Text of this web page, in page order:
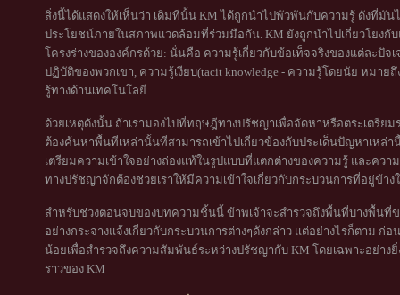
สิ่งนี้ได้แสดงให้เห็นว่า เดิมทีนั้น KM ได้ถูกนำไปพัวพันกับความรู้ ดังที่มัน
ประโยชน์ภายในสภาพแวดล้อมที่ร่วมมือกัน. KM ยังถูกนำไปเกี่ยวโยง
โครงร่างขององค์กรด้วย: นั่นคือ ความรู้เกี่ยวกับข้อเท็จจริงของแต่ละปัจ
ปฏิบัติของพวกเขา, ความรู้เงียบ(tacit knowledge - ความรู้โดยนัย หมา
รู้ทางด้านเทคโนโลยี
ด้วยเหตุดังนั้น ถ้าเรามองไปที่ทฤษฎีทางปรัชญาเพื่อจัดหาหรือตระเตรีย
ต้องค้นหาพื้นที่เหล่านั้นที่สามารถเข้าไปเกี่ยวข้องกับประเด็นปัญหาเหล่า
เตรียมความเข้าใจอย่างถ่องแท้ในรูปแบบที่แตกต่างของความรู้ และคว
ทางปรัชญาจักต้องช่วยเราให้มีความเข้าใจเกี่ยวกับกระบวนการที่อยู่ข้าง
สำหรับช่วงตอนจบของบทความชิ้นนี้ ข้าพเจ้าจะสำรวจถึงพื้นที่บางพื้นที่
อย่างกระจ่างแจ้งเกี่ยวกับกระบวนการต่างๆดังกล่าว แต่อย่างไรก็ตาม ก่
น้อยเพื่อสำรวจถึงความสัมพันธ์ระหว่างปรัชญากับ KM โดยเฉพาะอย่าง
ราวของ KM